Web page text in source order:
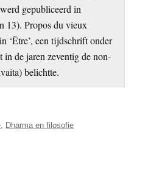
gepubliceerd in
13). Propos du vieux
‘Être’, een tijdschrift onder
in de jaren zeventig de non-
belichtte.
, Dharma en filosofie